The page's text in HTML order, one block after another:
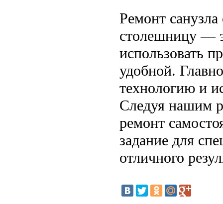
Ремонт
столешницу —
использовать
удобной.
технологию и
Следуя нашим
ремонт
задание для
отличного